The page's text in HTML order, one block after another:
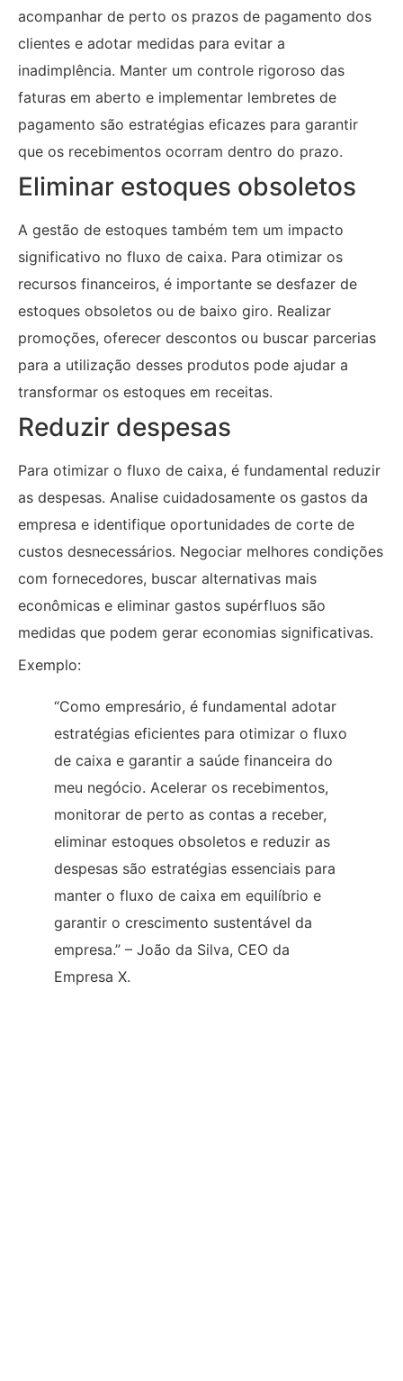
acompanhar de perto os prazos de pagamento dos
clientes e adotar medidas para evitar a
inadimplência. Manter um controle rigoroso das
faturas em aberto e implementar lembretes de
pagamento são estratégias eficazes para garantir
que os recebimentos ocorram dentro do prazo.
Eliminar estoques obsoletos
A gestão de estoques também tem um impacto
significativo no fluxo de caixa. Para otimizar os
recursos financeiros, é importante se desfazer de
estoques obsoletos ou de baixo giro. Realizar
promoções, oferecer descontos ou buscar parcerias
para a utilização desses produtos pode ajudar a
transformar os estoques em receitas.
Reduzir despesas
Para otimizar o fluxo de caixa, é fundamental reduzir
as despesas. Analise cuidadosamente os gastos da
empresa e identifique oportunidades de corte de
custos desnecessários. Negociar melhores condições
com fornecedores, buscar alternativas mais
econômicas e eliminar gastos supérfluos são
medidas que podem gerar economias significativas.
Exemplo:
“Como empresário, é fundamental adotar
estratégias eficientes para otimizar o fluxo
de caixa e garantir a saúde financeira do
meu negócio. Acelerar os recebimentos,
monitorar de perto as contas a receber,
eliminar estoques obsoletos e reduzir as
despesas são estratégias essenciais para
manter o fluxo de caixa em equilíbrio e
garantir o crescimento sustentável da
empresa.” – João da Silva, CEO da
Empresa X.